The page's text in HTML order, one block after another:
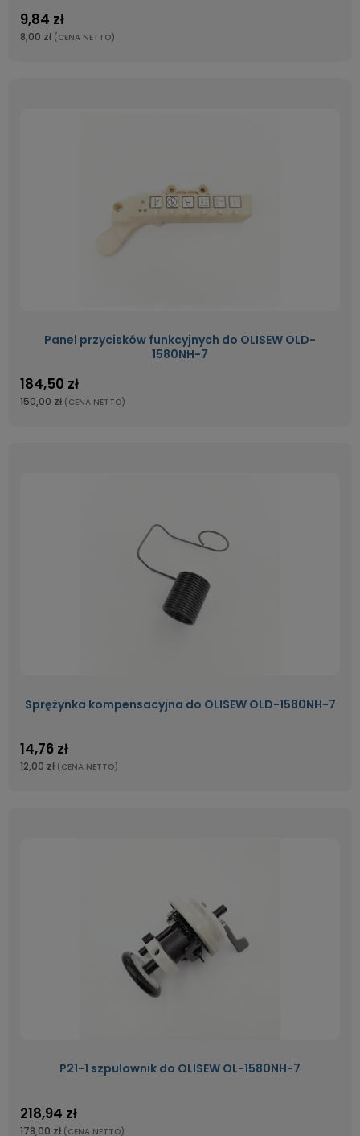
9,84 zł
8,00 zł (CENA NETTO)
Panel przycisków funkcyjnych do OLISEW OLD-
1580NH-7
184,50 zł
150,00 zł (CENA NETTO)
Sprężynka kompensacyjna do OLISEW OLD-1580NH-7
14,76 zł
12,00 zł (CENA NETTO)
P21-1 szpulownik do OLISEW OL-1580NH-7
218,94 zł
178,00 zł (CENA NETTO)